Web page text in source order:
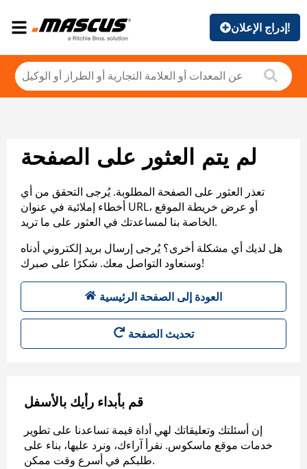
إدراج الإعلان!
لم يتم العثور على الصفحة
تعذر العثور على الصفحة المطلوبة. يُرجى التحقق من أي
أخطاء إملائية في عنوان URL، أو عرض خريطة الموقع
الخاصة بنا لمساعدتك في العثور على ما تريد.
هل لديك أي مشكلة أخرى؟ يُرجى إرسال بريد إلكتروني أدناه
وسنعاود التواصل معك. شكرًا على صبرك!
العودة إلى الصفحة الرئيسية
تحديث الصفحة
قم بأبداء رأيك بالأسفل
إن أسئلتك وتعليقاتك لهي أداة قيمة تساعدنا على تطوير
خدمات موقع ماسكوس. نقرأ آراءك، ونرد عليها، بناء على
طلبكم في أسرع وقت ممكن.